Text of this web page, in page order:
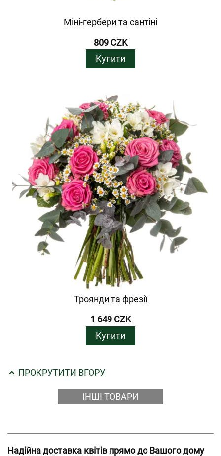
Міні-гербери та сантіні
809 CZK
Купити
Троянди та фрезії
1 649 CZK
Купити
ПРОКРУТИТИ ВГОРУ
ІНШІ ТОВАРИ
Надійна доставка квітів прямо до Вашого дому